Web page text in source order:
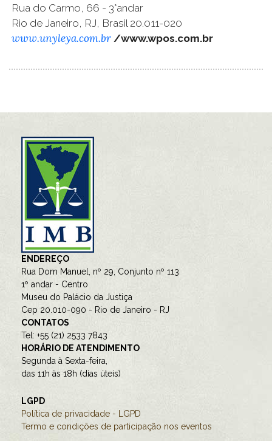
Rua do Carmo, 66 - 3°andar
Rio de Janeiro, RJ, Brasil 20.011-020
www.unyleya.com.br /www.wpos.com.br
ENDEREÇO
Rua Dom Manuel, nº 29, Conjunto nº 113
1º andar - Centro
Museu do Palácio da Justiça
Cep 20.010-090 - Rio de Janeiro - RJ
CONTATOS
Tel: +55 (21) 2533 7843
HORÁRIO DE ATENDIMENTO
Segunda à Sexta-feira,
das 11h às 18h (dias úteis)
LGPD
Política de privacidade - LGPD
Termo e condições de participação nos eventos